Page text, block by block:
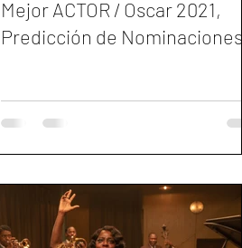
Mejor ACTOR / Oscar 2021,
Predicción de Nominaciones